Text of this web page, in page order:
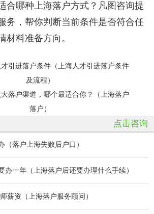
哪种上海落户方式？凡图咨询提
务，帮你判断当前条件是否符合任
材料准备方向。
才引进落户条件（上海人才引进落户条件
及流程）
大落户渠道，哪个最适合你？（上海落户
落户）
点击咨询
（落户上海失败后户口）
办一年（上海落户后还要办理什么手续）
薪资（上海落户服务顾问）